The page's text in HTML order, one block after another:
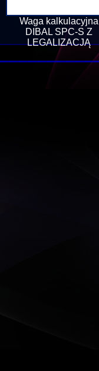
Waga kalkulacyjna
DIBAL SPC-S Z
LEGALIZACJĄ